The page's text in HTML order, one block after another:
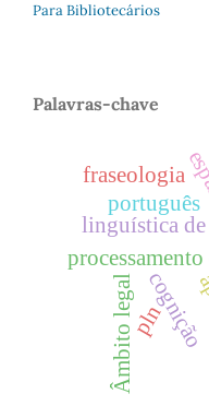
Para Bibliotecários
Palavras-chave
linguística
cognição
português
Âmbito legal
fraseologia
pln